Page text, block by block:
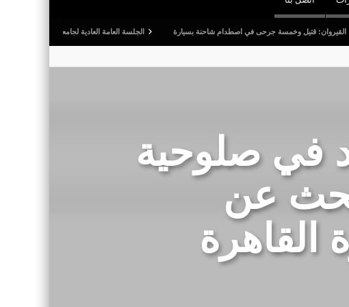
وخمسة جرحى في اصطدام شاحنة بسيارة الجلسة العامة العادية لجامعة كرة القدم: المصادقة على
في صلوحية
عن
القاهرة